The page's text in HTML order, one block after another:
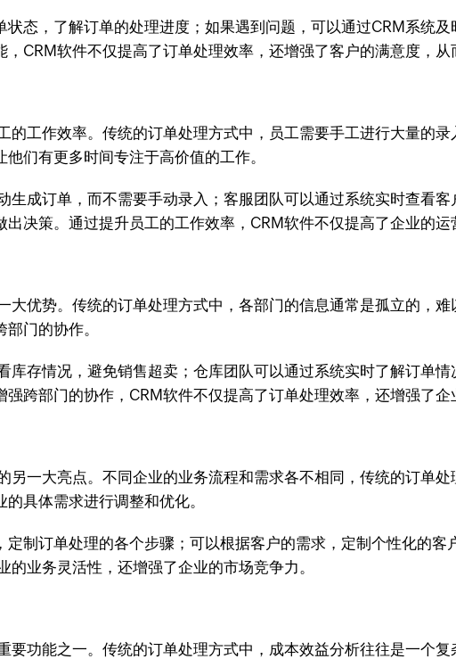
态，了解订单的处理进度；如果遇到问题，可以通过CRM系统
CRM软件不仅提高了订单处理效率，还增强了客户的满意度，从
的工作效率。传统的订单处理方式中，员工需要手工进行大量的
们有更多时间专注于高价值的工作。
生成订单，而不需要手动录入；客服团队可以通过系统实时查看
决策。通过提升员工的工作效率，CRM软件不仅提高了企业的运
大优势。传统的订单处理方式中，各部门的信息通常是孤立的，
门的协作。
库存情况，避免销售超卖；仓库团队可以通过系统实时了解订单
跨部门的协作，CRM软件不仅提高了订单处理效率，还增强了企
另一大亮点。不同企业的业务流程和需求各不相同，传统的订单
具体需求进行调整和优化。
制订单处理的各个步骤；可以根据客户的需求，定制个性化的
业务灵活性，还增强了企业的市场竞争力。
要功能之一。传统的订单处理方式中，成本效益分析往往是一个